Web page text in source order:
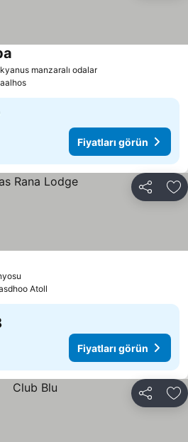
manzaralı odalarFiyatları görün
Fiyatları görün
Paylaş
Atoll
Fiyatları görün
Paylaş